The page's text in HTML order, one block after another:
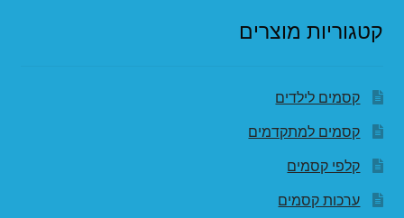
קטגוריות מוצרים
קסמים לילדים
קסמים למתקדמים
קלפי קסמים
ערכות קסמים